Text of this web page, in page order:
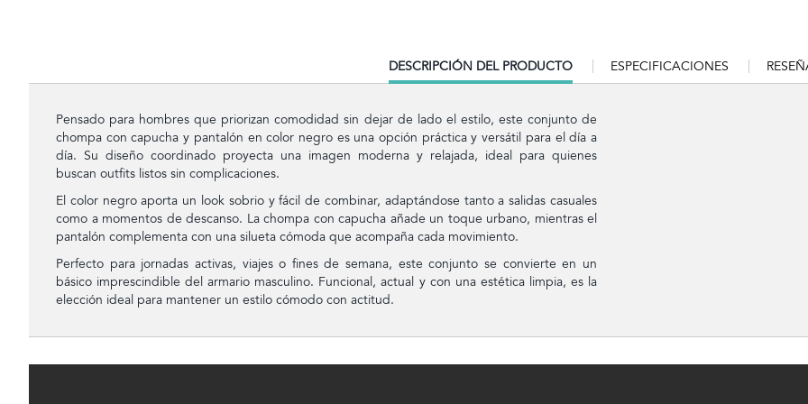
CURRENT
TAB:
DESCRIPCIÓN DEL PRODUCTO ESPECIFICACIONES
Pensado para hombres que priorizan comodidad sin dejar de lado el estilo, este conjunto de
chompa con capucha y pantalón en color negro es una opción práctica y versátil para el día a
día. Su diseño coordinado proyecta una imagen moderna y relajada, ideal para quienes
buscan outfits listos sin complicaciones.
El color negro aporta un look sobrio y fácil de combinar, adaptándose tanto a salidas casuales
como a momentos de descanso. La chompa con capucha añade un toque urbano, mientras el
pantalón complementa con una silueta cómoda que acompaña cada movimiento.
Perfecto para jornadas activas, viajes o fines de semana, este conjunto se convierte en un
básico imprescindible del armario masculino. Funcional, actual y con una estética limpia, es la
elección ideal para mantener un estilo cómodo con actitud.